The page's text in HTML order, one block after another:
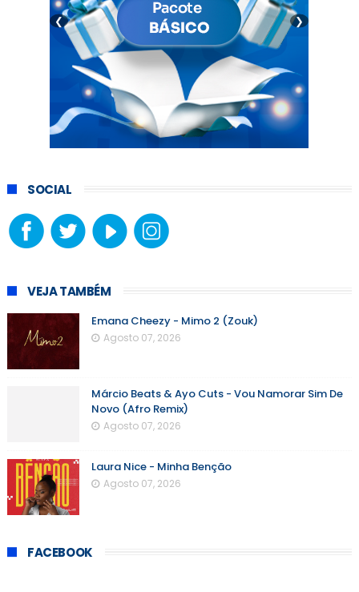
❮ ❯
SOCIAL
VEJA TAMBÉM
Emana Cheezy - Mimo 2 (Zouk)
Agosto 07, 2026
Márcio Beats & Ayo Cuts - Vou Namorar Sim De
Novo (Afro Remix)
Agosto 07, 2026
Laura Nice - Minha Benção
Agosto 07, 2026
FACEBOOK